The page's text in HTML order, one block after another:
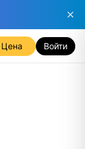
Цена Войти